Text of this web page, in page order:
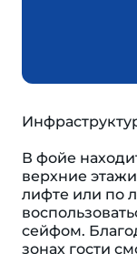
В фойе
верхние
лифте или по
сейфом.
зонах гости